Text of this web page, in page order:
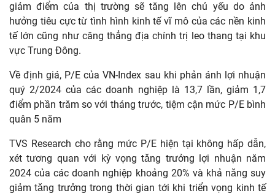
giảm điểm của thị trường sẽ tăng lên chủ yếu do ảnh
hưởng tiêu cực từ tình hình kinh tế vĩ mô của các nền kinh
tế lớn cũng như căng thẳng địa chính trị leo thang tại khu
vực Trung Đông.
Về định giá, P/E của VN-Index sau khi phản ánh lợi nhuận
quý 2/2024 của các doanh nghiệp là 13,7 lần, giảm 1,7
điểm phần trăm so với tháng trước, tiệm cận mức P/E bình
quân 5 năm
TVS Research cho rằng mức P/E hiện tại không hấp dẫn,
xét tương quan với kỳ vọng tǎng trưởng lợi nhuận năm
2024 của các doanh nghiệp khoảng 20% và khả nǎng suy
giảm tǎng trưởng trong thời gian tới khi triển vọng kinh tế